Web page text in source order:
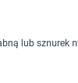
lub